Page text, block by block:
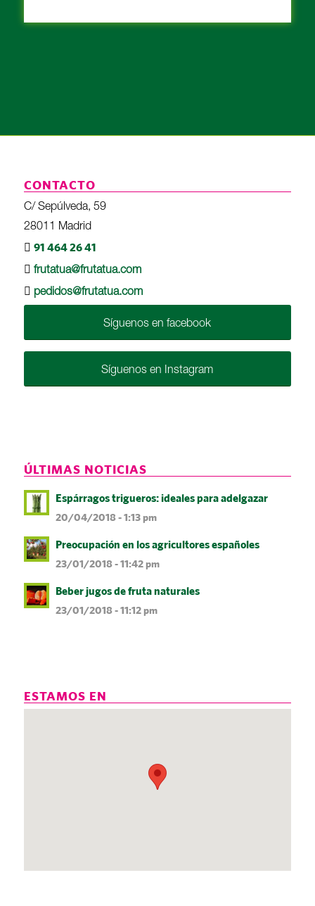
CONTACTO
C/ Sepúlveda, 59
28011 Madrid
91 464 26 41
frutatua@frutatua.com
pedidos@frutatua.com
Síguenos en facebook
Síguenos en Instagram
ÚLTIMAS NOTICIAS
Espárragos trigueros: ideales para adelgazar
20/04/2018 - 1:13 pm
Preocupación en los agricultores españoles
23/01/2018 - 11:42 pm
Beber jugos de fruta naturales
23/01/2018 - 11:12 pm
ESTAMOS EN